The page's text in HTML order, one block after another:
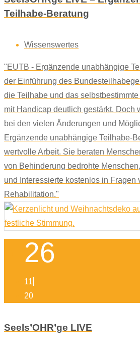
Teilhabe-Beratung
Wissenswertes
"EUTB - Ergänzende unabhängige
der Einführung des
die Teilhabe und das
mit Handicap deutlich gestärkt. Doch
bei den vielen Änderungen und
Ergänzende unabhängige Teilhabe-
wertvolle Arbeit. Sie beraten
von Behinderung bedrohte
und Interessierte kostenlos in Fragen
Rehabilitation."
26
11
20
Seels’OHR’ge LIVE